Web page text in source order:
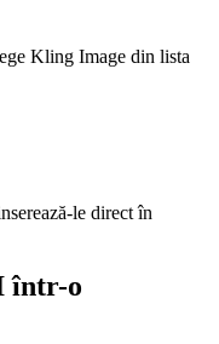
Kling Image din lista
le direct în
într-o